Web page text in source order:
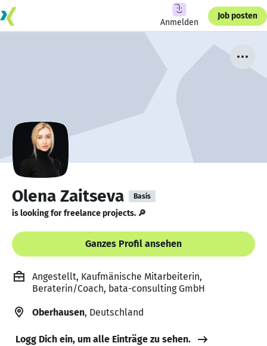
Anmelden
Job posten
Olena Zaitseva Basis
is looking for freelance projects. 🔎
Ganzes Profil ansehen
Angestellt, Kaufmänische Mitarbeiterin,
Beraterin/Coach, bata-consulting GmbH
Oberhausen, Deutschland
Logg Dich ein, um alle Einträge zu sehen.